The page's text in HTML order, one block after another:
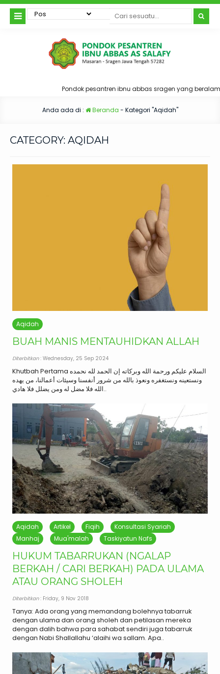
Pondok pesantren ibnu abbas sragen yang
Anda ada di : Beranda - Kategori "Aqidah"
CATEGORY: AQIDAH
Aqidah
BUAH MANIS MENTAUHIDKAN ALLAH
Diterbitkan: Wednesday, 25 Sep 2024
Khutbah Pertama السلام عليكم ورحمة الله وبركاته إن الحمد لله نحمده
ونستعينه ونستغفره ونعوذ بالله من شرور أنفسنا وسيئات أعمالنا، من يهده
الله فلا مضل له ومن يضلل فلا هادي..
Aqidah Artikel Fiqih
Konsultasi Syariah
Manhaj
Mua'malah Taskiyatun Nafs
HUKUM TABARRUKAN (NGALAP
BERKAH / CARI BERKAH) PADA ULAMA
ATAU ORANG SHOLEH
Diterbitkan: Friday, 9 Nov 2018
Tanya: Ada orang yang memandang bolehnya tabarruk
dengan ulama dan orang sholeh dan petilasan mereka
dengan dalih bahwa para sahabat sendiri juga tabarruk
dengan Nabi Shallallahu ‘alaihi wa sallam. Apa..